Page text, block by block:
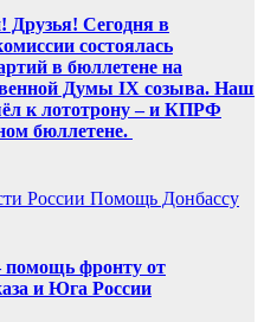
Друзья! Сегодня в
состоялась
в бюллетене на
Думы IX созыва. Наш
к лототрону – и КПРФ
бюллетене.
России Помощь Донбассу
помощь фронту от
и Юга России